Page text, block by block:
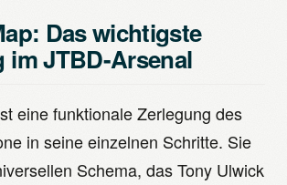
Das wichtigste
im JTBD-Arsenal
eine funktionale Zerlegung des
in seine einzelnen Schritte. Sie
Schema, das Tony Ulwick